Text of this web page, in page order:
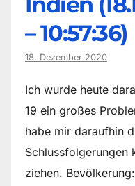
– 10:57:36)
18. Dezember 2020
Ich wurde heute
19 ein großes
habe mir daraufhin
Schlussfolgerungen
ziehen.